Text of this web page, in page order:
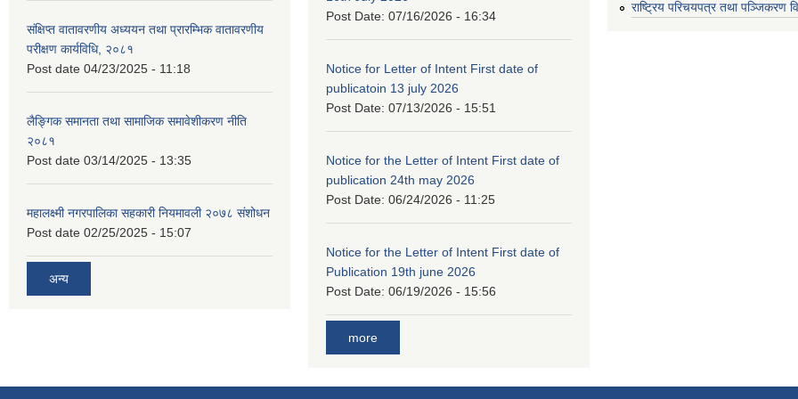
संक्षिप्त वातावरणीय अध्ययन तथा प्रारम्भिक वातावरणीय
परीक्षण कार्यविधि, २०८१
Post date 04/23/2025 - 11:18
लैङ्गिक समानता तथा सामाजिक समावेशीकरण नीति
२०८१
Post date 03/14/2025 - 13:35
महालक्ष्मी नगरपालिका सहकारी नियमावली २०७८ संशोधन
Post date 02/25/2025 - 15:07
अन्य
Post Date: 07/16/2026 - 16:34
Notice for Letter of Intent First date of
publicatoin 13 july 2026
Post Date: 07/13/2026 - 15:51
Notice for the Letter of Intent First date of
publication 24th may 2026
Post Date: 06/24/2026 - 11:25
Notice for the Letter of Intent First date of
Publication 19th june 2026
Post Date: 06/19/2026 - 15:56
more
राष्ट्रिय परिचयपत्र तथा पञ्जिकरण